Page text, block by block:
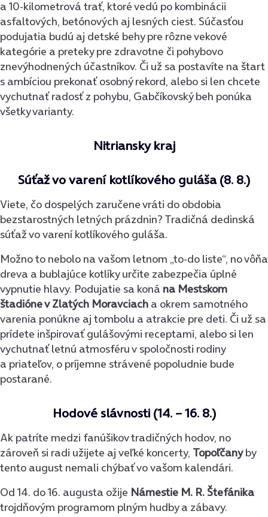
a 10-kilometrová trať, ktoré vedú po kombinácii
asfaltových, betónových aj lesných ciest. Súčasťou
podujatia budú aj detské behy pre rôzne vekové
kategórie a preteky pre zdravotne či pohybovo
znevýhodnených účastníkov. Či už sa postavíte na štart
s ambíciou prekonať osobný rekord, alebo si len chcete
vychutnať radosť z pohybu, Gabčíkovský beh ponúka
všetky varianty.
Nitriansky kraj
Súťaž vo varení kotlíkového guláša (8. 8.)
Viete, čo dospelých zaručene vráti do obdobia
bezstarostných letných prázdnin? Tradičná dedinská
súťaž vo varení kotlíkového guláša.
Možno to nebolo na vašom letnom „to-do liste“, no vôňa
dreva a bublajúce kotlíky určite zabezpečia úplné
vypnutie hlavy. Podujatie sa koná na Mestskom
štadióne v Zlatých Moravciach a okrem samotného
varenia ponúkne aj tombolu a atrakcie pre deti. Či už sa
prídete inšpirovať gulášovými receptami, alebo si len
vychutnať letnú atmosféru v spoločnosti rodiny
a priateľov, o príjemne strávené popoludnie bude
postarané.
Hodové slávnosti (14. – 16. 8.)
Ak patríte medzi fanúšikov tradičných hodov, no
zároveň si radi užijete aj veľké koncerty, Topoľčanyby
tento august nemali chýbať vo vašom kalendári.
Od 14. do 16. augusta ožije Námestie M. R. Štefánika
trojdňovým programom plným hudby a zábavy.